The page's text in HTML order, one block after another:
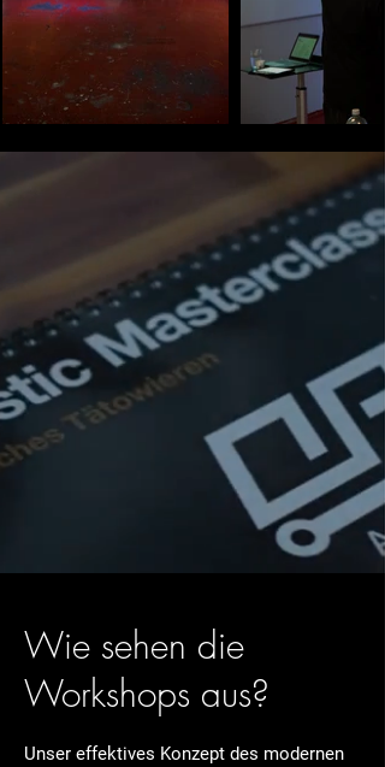
Wie sehen die
Workshops aus?
Unser effektives Konzept des modernen